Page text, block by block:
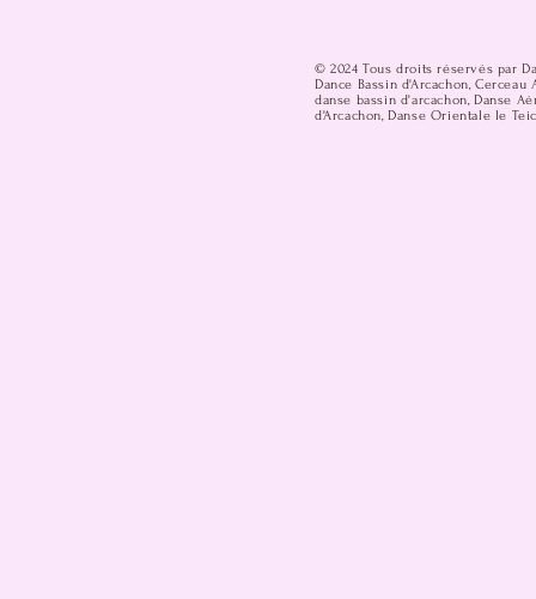
© 2024 Tous droits réservés par
Dance Bassin d'Arcachon,
danse bassin d'arcachon, Danse
d'Arcachon, Danse Orientale le